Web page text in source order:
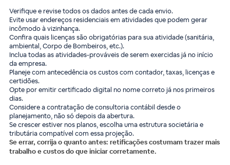
Verifique e revise todos os dados antes de cada envio.
Evite usar endereços residenciais em atividades que podem gerar
incômodo à vizinhança.
Confira quais licenças são obrigatórias para sua atividade (sanitária,
ambiental, Corpo de Bombeiros, etc.).
Inclua todas as atividades-prováveis de serem exercidas já no início
da empresa.
Planeje com antecedência os custos com contador, taxas, licenças e
certidões.
Opte por emitir certificado digital no nome correto já nos primeiros
dias.
Considere a contratação de consultoria contábil desde o
planejamento, não só depois da abertura.
Se crescer estiver nos planos, escolha uma estrutura societária e
tributária compatível com essa projeção.
Se errar, corrija o quanto antes: retificações costumam trazer mais
trabalho e custos do que iniciar corretamente.